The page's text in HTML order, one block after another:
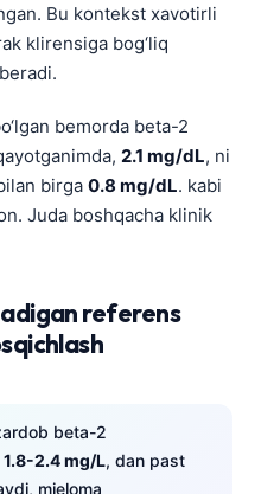
Bu kontekst xavotirli
klirensiga bog‘liq
bemorda beta-2
2.1 mg/dL, ni
birga 0.8 mg/dL. kabi
Juda boshqacha klinik
referens
beta-2
1.8-2.4 mg/L, dan past
mieloma